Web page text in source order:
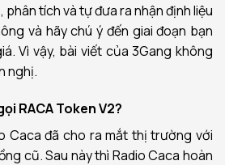
tích và tự đưa ra nhận định liệu
và hãy chú ý đến giai đoạn bạn
Vì vậy, bài viết của 3Gang không
nghị.
RACA Token V2?
Caca đã cho ra mắt thị trường với
cũ. Sau này thì Radio Caca hoàn